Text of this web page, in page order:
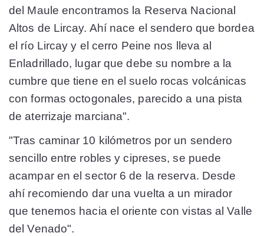
del Maule encontramos la Reserva Nacional
Altos de Lircay. Ahí nace el sendero que bordea
el río Lircay y el cerro Peine nos lleva al
Enladrillado, lugar que debe su nombre a la
cumbre que tiene en el suelo rocas volcánicas
con formas octogonales, parecido a una pista
de aterrizaje marciana".
"Tras caminar 10 kilómetros por un sendero
sencillo entre robles y cipreses, se puede
acampar en el sector 6 de la reserva. Desde
ahí recomiendo dar una vuelta a un mirador
que tenemos hacia el oriente con vistas al Valle
del Venado".